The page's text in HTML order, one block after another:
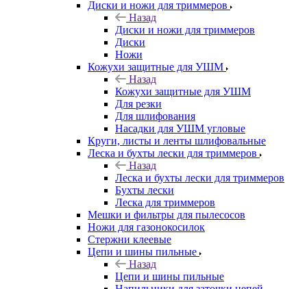
Диски и ножи для триммеров
Назад
Диски и ножи для триммеров
Диски
Ножи
Кожухи защитные для УШМ
Назад
Кожухи защитные для УШМ
Для резки
Для шлифования
Насадки для УШМ угловые
Круги, листы и ленты шлифовальные
Леска и бухты лески для триммеров
Назад
Леска и бухты лески для триммеров
Бухты лески
Леска для триммеров
Мешки и фильтры для пылесосов
Ножи для газонокосилок
Стержни клеевые
Цепи и шины пильные
Назад
Цепи и шины пильные